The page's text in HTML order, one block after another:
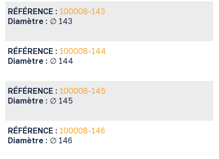
RÉFÉRENCE : 100008-143
Diamètre : ∅ 143
RÉFÉRENCE : 100008-144
Diamètre : ∅ 144
RÉFÉRENCE : 100008-145
Diamètre : ∅ 145
RÉFÉRENCE : 100008-146
Diamètre : ∅ 146